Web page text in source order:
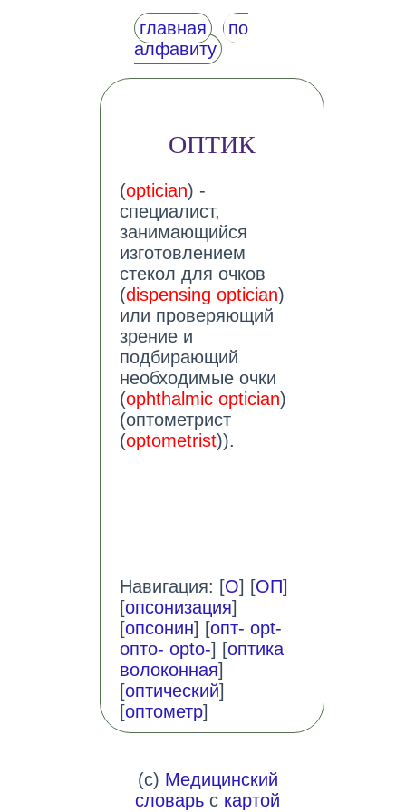
главная
по
алфавиту
ОПТИК
(optician) -
специалист,
занимающийся
изготовлением
стекол для очков
(dispensing optician)
или проверяющий
зрение и
подбирающий
необходимые очки
(ophthalmic optician)
(оптометрист
(optometrist)).
Навигация: [О] [ОП]
[опсонизация]
[опсонин] [опт- opt-
опто- opto-] [оптика
волоконная]
[оптический]
[оптометр]
(c) Медицинский
словарь с картой